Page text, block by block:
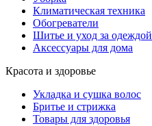
Климатическая техника
Обогреватели
Шитье и уход за одеждой
Аксессуары для дома
Красота и здоровье
Укладка и сушка волос
Бритье и стрижка
Товары для здоровья